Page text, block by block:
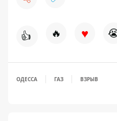
👍 🔥 ♥
ОДЕССА ГАЗ ВЗРЫВ